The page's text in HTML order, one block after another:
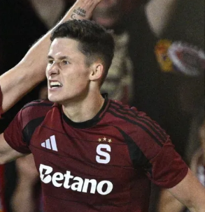
pětiboj
hry
volejbal
Triatlon
Veslování
Vodní slalom
Volejbal
Ostatní